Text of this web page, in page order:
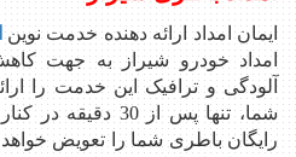
ایمان امداد ارائه دهنده خدمت نوین
امداد خودرو شیراز به جهت
آلودگی و ترافیک این خدمت را
شما، تنها پس از
رایگان باطری شما را تعویض